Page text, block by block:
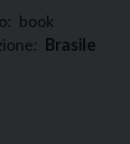
book
Brasile